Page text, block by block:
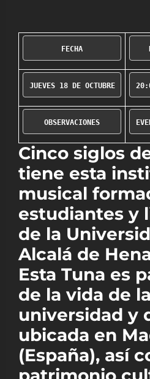
FECHA
JUEVES 18 DE OCTUBRE
OBSERVACIONES
Cinco siglos
tiene esta
musical
estudiantes y
de la
Alcalá de
Esta Tuna es
de la vida de la
universidad y
ubicada en
(España), así